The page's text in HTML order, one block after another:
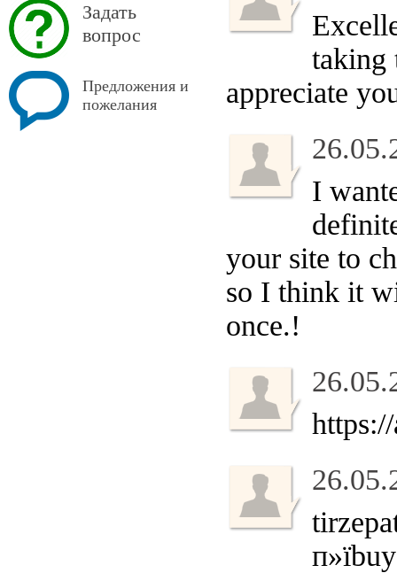
Задать
вопрос
Предложения и
пожелания
taking
appreciate
I
your site to
so I think it
once.!